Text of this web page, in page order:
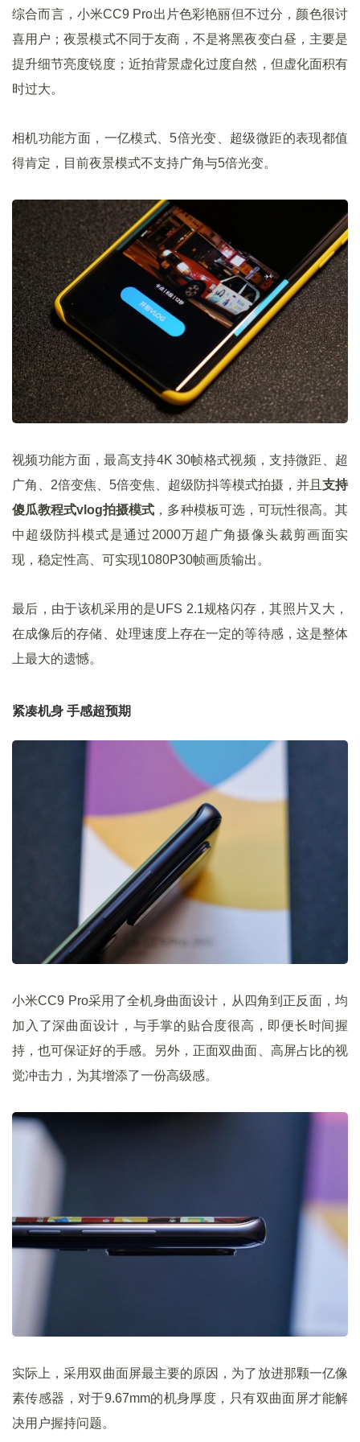
综合而言，小米CC9 Pro出片色彩艳丽但不过分，颜色很讨
喜用户；夜景模式不同于友商，不是将黑夜变白昼，主要是
提升细节亮度锐度；近拍背景虚化过度自然，但虚化面积有
时过大。
相机功能方面，一亿模式、5倍光变、超级微距的表现都值
得肯定，目前夜景模式不支持广角与5倍光变。
视频功能方面，最高支持4K 30帧格式视频，支持微距、超
广角、2倍变焦、5倍变焦、超级防抖等模式拍摄，并且 支持
傻瓜教程式vlog拍摄模式 ，多种模板可选，可玩性很高。其
中超级防抖模式是通过2000万超广角摄像头裁剪画面实
现，稳定性高、可实现1080P30帧画质输出。
最后，由于该机采用的是UFS 2.1规格闪存，其照片又大，
在成像后的存储、处理速度上存在一定的等待感，这是整体
上最大的遗憾。
紧凑机身 手感超预期
小米CC9 Pro采用了全机身曲面设计，从四角到正反面，均
加入了深曲面设计，与手掌的贴合度很高，即便长时间握
持，也可保证好的手感。另外，正面双曲面、高屏占比的视
觉冲击力，为其增添了一份高级感。
实际上，采用双曲面屏最主要的原因，为了放进那颗一亿像
素传感器，对于9.67mm的机身厚度，只有双曲面屏才能解
决用户握持问题。